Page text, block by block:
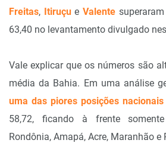
Freitas, Itiruçue Valentesuperaram
63,40 no levantamento divulgado
Vale explicar que os números são
média da Bahia. Em uma análise
uma das piores posições nacionais
58,72, ficando à frente
Rondônia, Amapá, Acre, Maranhão e